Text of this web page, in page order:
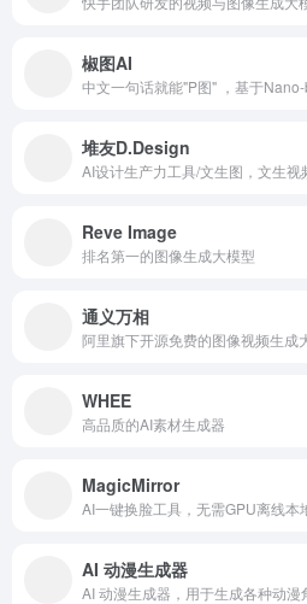
椒图AI
中文一句话就能"P图" ，基于
堆友D.Design
AI设计生产力工具/文生图，文生视
Reve Image
排名第一的图像生成大模型
通义万相
阿里旗下开源免费的图像视频生成
WHEE
高品质的AI素材生成器
MagicMirror
AI一键换脸工具，无需GPU离线本
AI 动漫生成器
AI 动漫生成器，用于生成各种动漫